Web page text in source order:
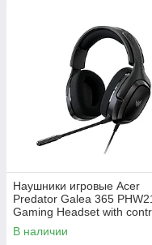
Наушники игровые Acer
Predator Galea 365
Gaming Headset with
box (Retail pack) Black 3.5
mm
В наличии